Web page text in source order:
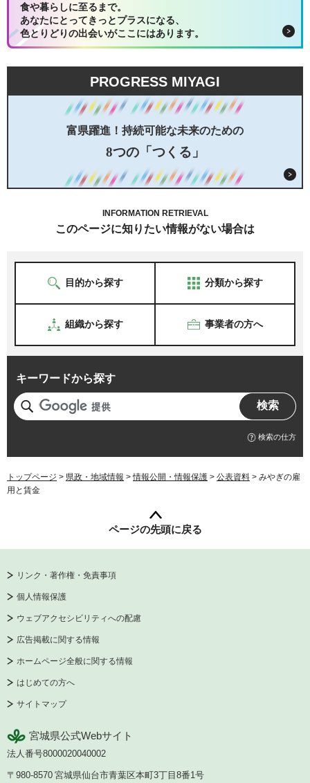
食や暮らしに至るまで。
あなたにとってきっとプラスになる、
色とりどりの出会いがここにはあります。
PROGRESS MIYAGI
富県躍進！持続可能な未来のための
8つの「つくる」
INFORMATION RETRIEVAL
このページに知りたい情報がない場合は
目的から探す 分類から探す
組織から探す 事業者の方へ
キーワードから探す
検索の仕方
トップページ > 県政・地域情報 >情報公開・情報保護 > 公表資料 > みやぎの雇
用と賃金
ページの先頭に戻る
リンク・著作権・免責事項
個人情報保護
ウェブアクセシビリティへの配慮
広告掲載に関する情報
ホームページ全般に関する情報
はじめての方へ
サイトマップ
宮城県公式Webサイト
法人番号8000020040002
〒980-8570 宮城県仙台市青葉区本町3丁目8番1号